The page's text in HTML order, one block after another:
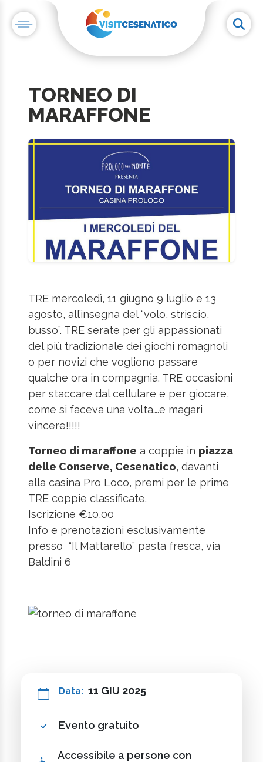
TORNEO DI
MARAFFONE
TRE mercoledì, 11 giugno 9 luglio e 13
agosto, all’insegna del “volo, striscio,
busso”. TRE serate per gli appassionati
del più tradizionale dei giochi romagnoli
o per novizi che vogliono passare
qualche ora in compagnia. TRE occasioni
per staccare dal cellulare e per giocare,
come si faceva una volta….e magari
vincere!!!!!
Torneo di maraffone a coppie in piazza
delle Conserve, Cesenatico, davanti
alla casina Pro Loco, premi per le prime
TRE coppie classificate.
Iscrizione €10,00
Info e prenotazioni esclusivamente
presso “Il Mattarello” pasta fresca, via
Baldini 6
Data: 11 GIU 2025
Evento gratuito
Accessibile a persone con